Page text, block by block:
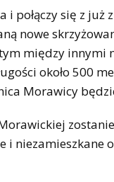
i połączy się z
nowe
między innymi
około 500
Morawicy
i